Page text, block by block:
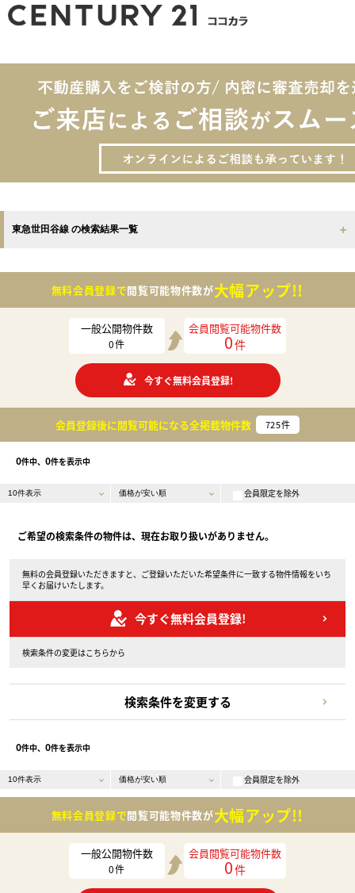
東急世田谷線 の検索結果一覧
無料会員登録で閲覧可能物件数が大幅アップ!!
一般公開物件数
0件
会員閲覧可能物件数
0件
今すぐ無料会員登録!
会員登録後に閲覧可能になる全掲載物件数 725件
0件中、 0件を表示中
会員限定を除外
ご希望の検索条件の物件は、現在お取り扱いがありません。
無料の会員登録いただきますと、ご登録いただいた希望条件に一致する物件情報をいち
早くお届けいたします。
今すぐ無料会員登録!
検索条件の変更はこちらから
検索条件を変更する
0件中、 0件を表示中
会員限定を除外
無料会員登録で閲覧可能物件数が大幅アップ!!
一般公開物件数
0件
会員閲覧可能物件数
0件